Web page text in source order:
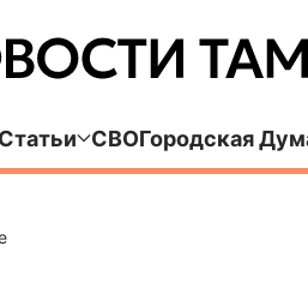
Статьи СВОГородская